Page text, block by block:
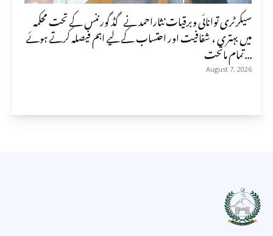
سیکرٹری توانائی وبرقیات نثاراحمد نے گڈ گورننس کے تحت محکمہ
میں بہتری ، شفافیت اور احتساب کے لیے اہم فیصلہ کرتے ہوئے
تمام ماتحت...
August 7, 2026